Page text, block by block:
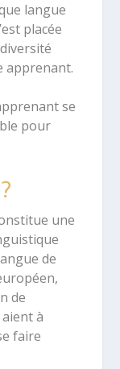
langue
placée
apprenant.
se
pour
une
de
de
à
faire